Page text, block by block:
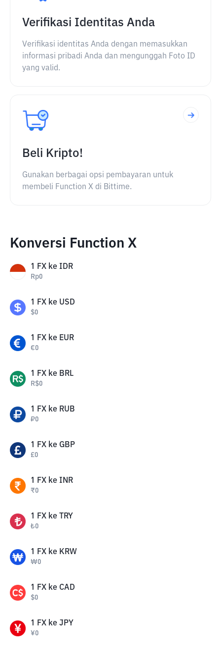
Verifikasi Identitas Anda
Verifikasi identitas Anda dengan memasukkan
informasi pribadi Anda dan mengunggah Foto ID
yang valid.
Beli Kripto!
Gunakan berbagai opsi pembayaran untuk
membeli Function X di Bittime.
Konversi Function X
1 FX ke IDR
Rp0
1 FX ke USD
$0
1 FX ke EUR
€0
1 FX ke BRL
R$0
1 FX ke RUB
₽0
1 FX ke GBP
£0
1 FX ke INR
₹0
1 FX ke TRY
₺0
1 FX ke KRW
₩0
1 FX ke CAD
$0
1 FX ke JPY
¥0